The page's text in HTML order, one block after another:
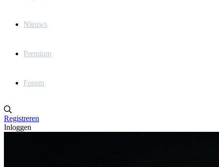
Nieuws
Premium
Forum
Registreren
Inloggen